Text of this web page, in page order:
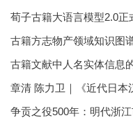
荀子古籍大语言模型2.0正
古籍方志物产领域知识图
古籍文献中人名实体信息
章清 陈力卫｜《近代日本
争贡之役500年：明代浙